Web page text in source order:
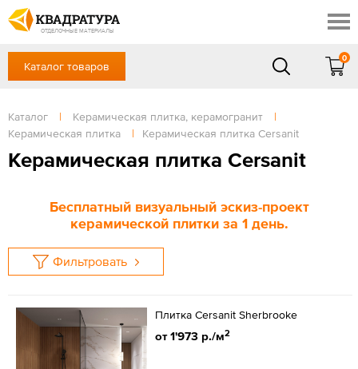
ОТДЕЛОЧНЫЕ МАТЕРИАЛЫ
Профи
Акции
Готовые решения
Доставка и оплата
Отзывы
+7 918 999 1656
Сб, Вс — выходной
ЗАКАЗАТЬ ЗВОНОК
Вход / Регистрация
Каталог товаров
0
Каталог | Керамическая плитка, керамогранит
|
Керамическая плитка
| Керамическая плитка Cersanit
Керамическая плитка Cersanit
Бесплатный визуальный эскиз-проект
керамической плитки за 1 день.
Фильтровать
Плитка Cersanit Sherbrooke
от 1'973 р./м2